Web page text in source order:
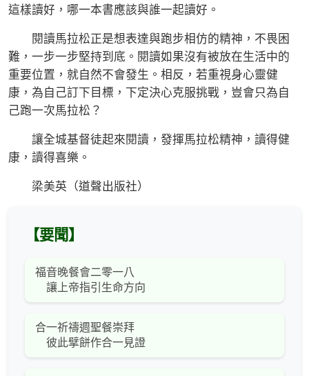
這樣讀好，哪一本書應該與誰一起讀好。
閱讀馬拉松正是想表達與跑步相仿的精神，不畏困
難，一步一步堅持到底。閱讀如果沒有被放在生活中的
重要位置，就自然不會發生。相反，若重視身心靈健
康，為自己訂下目標，下定決心克服挑戰，豈會只為自
己跑一次馬拉松？
讓全城基督徒起來閱讀，發揮馬拉松精神，讀得健
康，讀得喜樂。
梁美英（道聲出版社）
【要聞】
福音晚餐會二零一八
讓上帝指引生命方向
合一祈禱週聖餐崇拜
彼此擘餅作合一見證